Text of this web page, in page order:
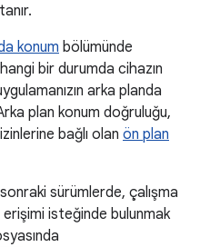
konum bölümünde
bir durumda cihazın
arka planda
plan konum doğruluğu,
bağlı olan ön plan
sürümlerde, çalışma
isteğinde bulunmak